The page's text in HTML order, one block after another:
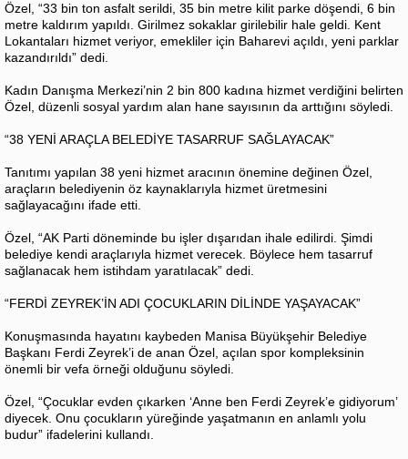
Özel, “33 bin ton asfalt serildi, 35 bin metre kilit parke döşendi, 6 bin
metre kaldırım yapıldı. Girilmez sokaklar girilebilir hale geldi. Kent
Lokantaları hizmet veriyor, emekliler için Baharevi açıldı, yeni parklar
kazandırıldı” dedi.
Kadın Danışma Merkezi’nin 2 bin 800 kadına hizmet verdiğini belirten
Özel, düzenli sosyal yardım alan hane sayısının da arttığını söyledi.
“38 YENİ ARAÇLA BELEDİYE TASARRUF SAĞLAYACAK”
Tanıtımı yapılan 38 yeni hizmet aracının önemine değinen Özel,
araçların belediyenin öz kaynaklarıyla hizmet üretmesini
sağlayacağını ifade etti.
Özel, “AK Parti döneminde bu işler dışarıdan ihale edilirdi. Şimdi
belediye kendi araçlarıyla hizmet verecek. Böylece hem tasarruf
sağlanacak hem istihdam yaratılacak” dedi.
“FERDİ ZEYREK’İN ADI ÇOCUKLARIN DİLİNDE YAŞAYACAK”
Konuşmasında hayatını kaybeden Manisa Büyükşehir Belediye
Başkanı Ferdi Zeyrek’i de anan Özel, açılan spor kompleksinin
önemli bir vefa örneği olduğunu söyledi.
Özel, “Çocuklar evden çıkarken ‘Anne ben Ferdi Zeyrek’e gidiyorum’
diyecek. Onu çocukların yüreğinde yaşatmanın en anlamlı yolu
budur” ifadelerini kullandı.